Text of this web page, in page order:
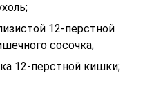
12-перстной
сосочка;
12-перстной кишки;